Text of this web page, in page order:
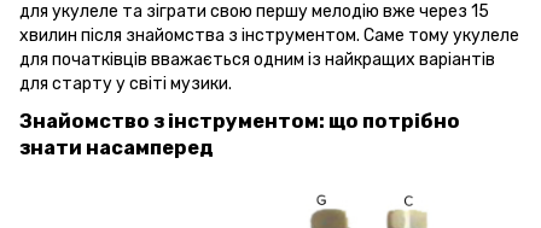
для укулеле та зіграти свою першу мелодію вже через 15
хвилин після знайомства з інструментом. Саме тому укулеле
для початківців вважається одним із найкращих варіантів
для старту у світі музики.
Знайомство з інструментом: що потрібно
знати насамперед